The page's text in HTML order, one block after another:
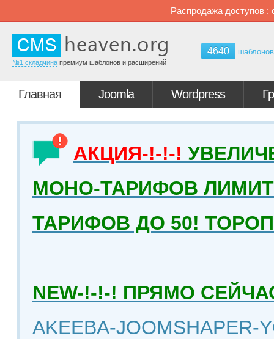
Распродажа доступов :
№1 складчина премиум шаблонов и расширений
4640 шаблонов
Главная Joomla Wordpress
АКЦИЯ-!-!-!
МОНО-ТАРИФОВ
ТАРИФОВ ДО 50!
NEW-!-!-! ПРЯМО
AKEEBA-JOOMSHAPER-